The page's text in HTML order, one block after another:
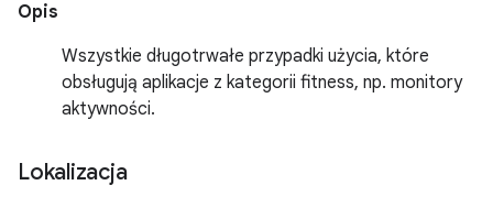
Opis
Wszystkie długotrwałe przypadki użycia, które
obsługują aplikacje z kategorii fitness, np. monitory
aktywności.
Lokalizacja